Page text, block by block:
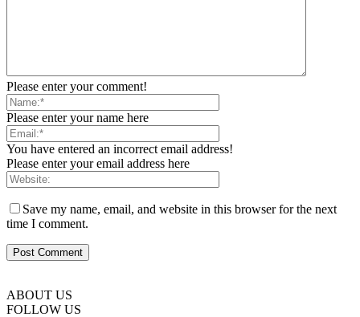
Please enter your comment!
Please enter your name here
You have entered an incorrect email address!
Please enter your email address here
Save my name, email, and website in this browser for the next
time I comment.
ABOUT US
FOLLOW US